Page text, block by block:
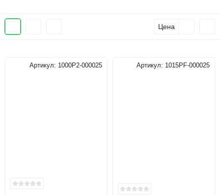
Цена
Артикул: 1000P2-000025 Артикул: 1015PF-000025